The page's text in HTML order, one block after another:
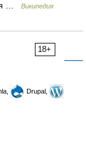
…
Википедия
18+
Drupal,